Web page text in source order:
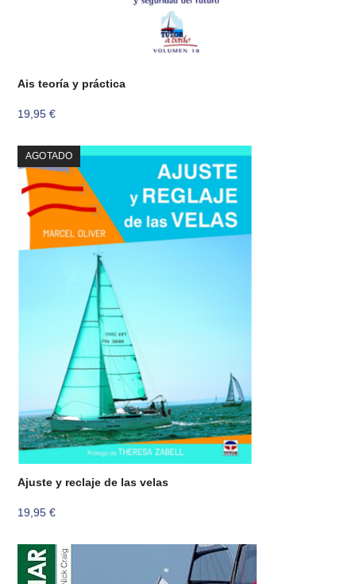
Ais teoría y práctica
19,95€
AGOTADO
Ajuste y reclaje de las velas
19,95€